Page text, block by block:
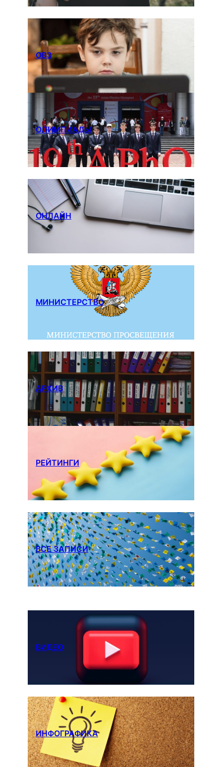
ОВЗ
ОЛИМПИАДЫ
ОНЛАЙН
МИНИСТЕРСТВО
АРХИВ
РЕЙТИНГИ
ВСЕ ЗАПИСИ
ВИДЕО
ИНФОГРАФИКА